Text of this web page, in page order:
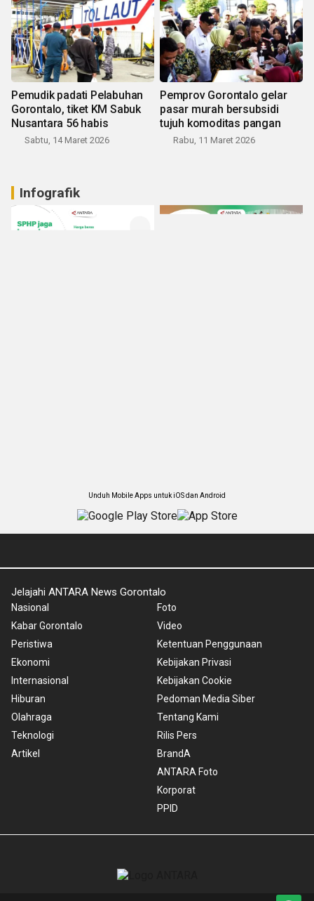
Pemudik padati Pelabuhan
Gorontalo, tiket KM Sabuk
Nusantara 56 habis
Sabtu, 14 Maret 2026
Pemprov Gorontalo gelar
pasar murah bersubsidi
tujuh komoditas pangan
Rabu, 11 Maret 2026
Infografik
Unduh Mobile Apps untuk iOS dan Android
Jelajahi ANTARA News Gorontalo
Nasional
Kabar Gorontalo
Peristiwa
Ekonomi
Internasional
Hiburan
Olahraga
Teknologi
Artikel
Foto
Video
Ketentuan Penggunaan
Kebijakan Privasi
Kebijakan Cookie
Pedoman Media Siber
Tentang Kami
Rilis Pers
BrandA
ANTARA Foto
Korporat
PPID